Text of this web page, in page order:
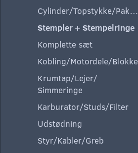
Cylinder/Topstykke/Pakning
Stempler + Stempelringe
Komplette sæt
Kobling/Motordele/Blokke
Krumtap/Lejer/
Simmeringe
Karburator/Studs/Filter
Udstødning
Styr/Kabler/Greb